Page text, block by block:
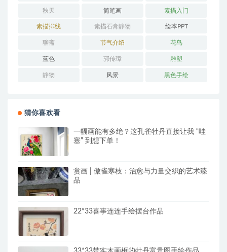
秋天 简笔画 素描入门
素描排线 素描石膏静物 绘本PPT
聊斋 节气介绍 花鸟
蓝色 郭传璋 雕塑
静物 风景 黑色手绘
猜你喜欢看
一幅画能有多绝？这孔雀牡丹直接让我 “哇
塞” 到想下单！
赏画 | 傲雀寒枝：治愈与力量交织的艺术臻
品
22*33喜事连连手绘摆台作品